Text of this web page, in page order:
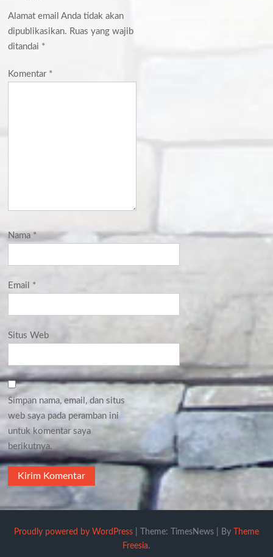
Alamat email Anda tidak akan
dipublikasikan. Ruas yang wajib
ditandai *
Komentar *
Nama *
Email *
Situs Web
Simpan nama, email, dan situs
web saya pada peramban ini
untuk komentar saya
berikutnya.
Proudly powered by WordPress Theme: TimesNews By
Theme
Freesia.